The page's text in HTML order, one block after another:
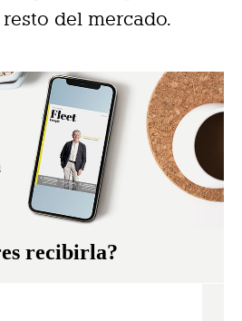
resto del mercado.
recibirla?